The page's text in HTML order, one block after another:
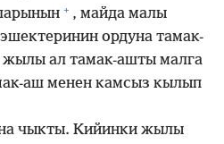
+ , майда малы
ордуна тамак-
ал тамак-ашты малга
аш менен камсыз кылып
чыкты. Кийинки жылы